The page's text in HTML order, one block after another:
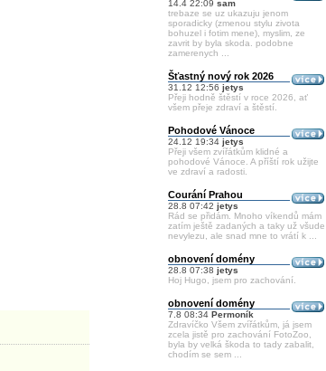
14.4 22:09 sam
trebaze se uz ukazuju jenom
sporadicky (zmenou stylu zivota
bohuzel i fotim mene), myslim, ze
zavrit by byla skoda. podobne
zamerenych ...
Šťastný nový rok 2026
31.12 12:56 jetys
Přeji hodně štěstí v roce 2026, ať
všem přeje zdraví a štěstí.
Pohodové Vánoce
24.12 19:34 jetys
Přeji všem zvířátkům klidné a
pohodové Vánoce. A příští rok užijte
ve zdraví a radosti.
Courání Prahou
28.8 07:42 jetys
Rád se přidám. Mnoho víkendů mám
zatím ještě zadaných a taky už všude
nevylezu, ale snad mne to vrátí k ...
obnovení domény
28.8 07:38 jetys
Hoj Hugo, jsem pro zachování.
obnovení domény
7.8 08:34 Permoník
Zdravíčko Všem zvířátkům, já jsem
zcela jistě pro zachování FotoZoo,
byla by velká škoda to tady zabalit,
chodím se sem ...